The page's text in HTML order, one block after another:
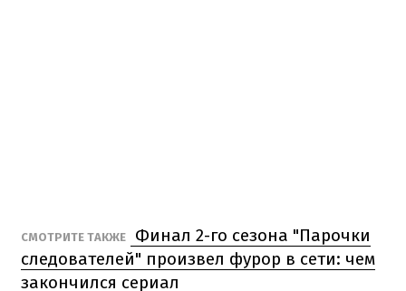
СМОТРИТЕ ТАКЖЕ
Финал 2-го сезона "Парочки
следователей" произвел фурор в сети: чем
закончился сериал